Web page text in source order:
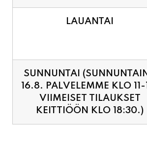
VIIMEISET TILAUKSET
KEITTIÖÖN KLO 18:30.)